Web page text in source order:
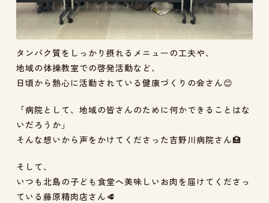
タンパク質をしっかり摂れるメニューの工夫や、
地域の体操教室での啓発活動など、
日頃から熱心に活動されている健康づくりの会さん😊
「病院として、地域の皆さんのために何かできることはな
いだろうか」
そんな想いから声をかけてくださった吉野川病院さん🏥
そして、
いつも北島の子ども食堂へ美味しいお肉を届けてくださっ
ている藤原精肉店さん🥩